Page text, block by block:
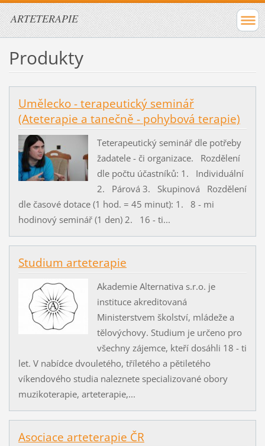
ARTETERAPIE
Produkty
Umělecko - terapeutický seminář
(Ateterapie a tanečně - pohybová terapie)
Teterapeutický seminář dle potřeby
žadatele - či organizace. Rozdělení
dle počtu účastníků: 1. Individuální
2. Párová 3. Skupinová Rozdělení
dle časové dotace (1 hod. = 45 minut): 1. 8 - mi
hodinový seminář (1 den) 2. 16 - ti...
Studium arteterapie
Akademie Alternativa s.r.o. je
instituce akreditovaná
Ministerstvem školství, mládeže a
tělovýchovy. Studium je určeno pro
všechny zájemce, kteří dosáhli 18 - ti
let. V nabídce dvouletého, tříletého a pětiletého
víkendového studia naleznete specializované obory
muzikoterapie, arteterapie,...
Asociace arteterapie ČR